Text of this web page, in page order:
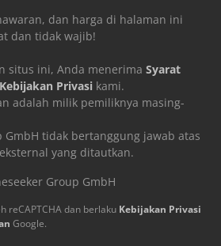
dan harga di halaman ini
dan tidak wajib!
situs ini, Anda menerima Syarat
Kebijakan Privasi kami.
adalah milik pemiliknya masing-
GmbH tidak bertanggung jawab atas
yang ditautkan.
Group GmbH
reCAPTCHA dan berlaku Kebijakan Privasi
Google.